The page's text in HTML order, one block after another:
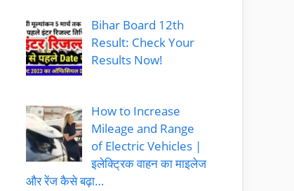
Bihar Board 12th
Result: Check Your
Results Now!
How to Increase
Mileage and Range
of Electric Vehicles |
इलेक्ट्रिक वाहन का माइलेज
और रेंज कैसे बढ़ा…